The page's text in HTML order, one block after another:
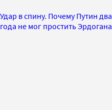
Удар в спину. Почему Путин два
года не мог простить Эрдогана